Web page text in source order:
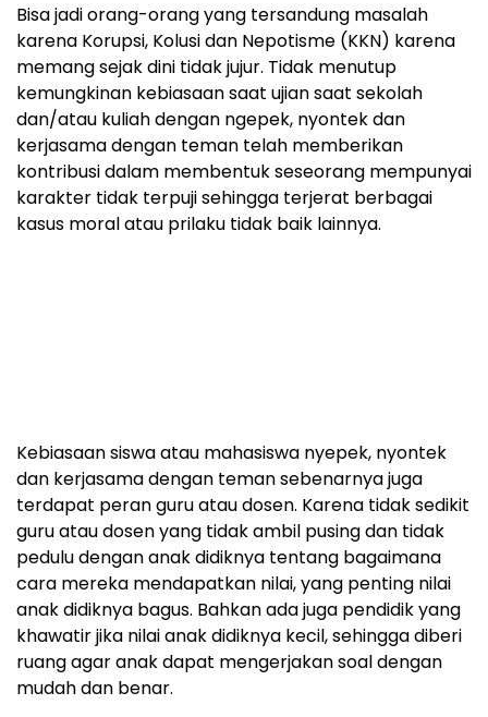
Bisa jadi orang-orang yang tersandung masalah
karena Korupsi, Kolusi dan Nepotisme (KKN) karena
memang sejak dini tidak jujur. Tidak menutup
kemungkinan kebiasaan saat ujian saat sekolah
dan/atau kuliah dengan ngepek, nyontek dan
kerjasama dengan teman telah memberikan
kontribusi dalam membentuk seseorang mempunyai
karakter tidak terpuji sehingga terjerat berbagai
kasus moral atau prilaku tidak baik lainnya.
Kebiasaan siswa atau mahasiswa nyepek, nyontek
dan kerjasama dengan teman sebenarnya juga
terdapat peran guru atau dosen. Karena tidak sedikit
guru atau dosen yang tidak ambil pusing dan tidak
pedulu dengan anak didiknya tentang bagaimana
cara mereka mendapatkan nilai, yang penting nilai
anak didiknya bagus. Bahkan ada juga pendidik yang
khawatir jika nilai anak didiknya kecil, sehingga diberi
ruang agar anak dapat mengerjakan soal dengan
mudah dan benar.